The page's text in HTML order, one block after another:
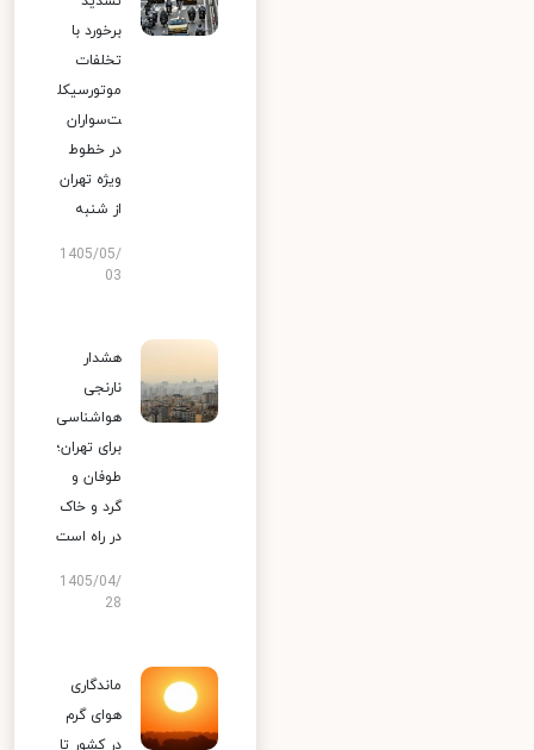
برخورد با
تخلفات
موتورسیکل
ت‌سواران
در خطوط
ویژه تهران
از شنبه
1405/05/
03
هشدار
نارنجی
هواشناسی
برای تهران؛
طوفان و
گرد و خاک
در راه است
1405/04/
28
ماندگاری
هوای گرم
در کشور تا